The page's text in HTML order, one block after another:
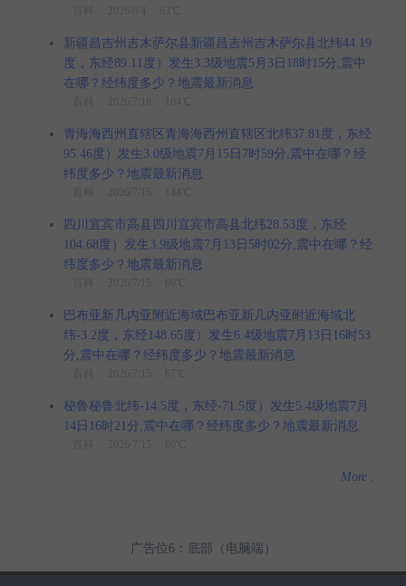
新疆昌吉州吉木萨尔县新疆昌吉州吉木萨尔县北纬44.19
度，东经89.11度）发生3.3级地震5月3日18时15分,震中
在哪？经纬度多少？地震最新消息
青海海西州直辖区青海海西州直辖区北纬37.81度，东经
95.46度）发生3.0级地震7月15日7时59分,震中在哪？经
纬度多少？地震最新消息
四川宜宾市高县四川宜宾市高县北纬28.53度，东经
104.68度）发生3.9级地震7月13日5时02分,震中在哪？经
纬度多少？地震最新消息
巴布亚新几内亚附近海域巴布亚新几内亚附近海域北
纬-3.2度，东经148.65度）发生6.4级地震7月13日16时53
分,震中在哪？经纬度多少？地震最新消息
秘鲁秘鲁北纬-14.5度，东经-71.5度）发生5.4级地震7月
14日16时21分,震中在哪？经纬度多少？地震最新消息
More
广告位6：底部（电脑端）